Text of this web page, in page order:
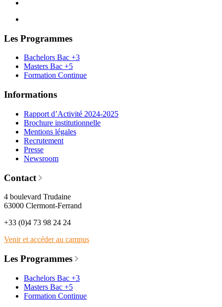
Les Programmes
Bachelors Bac +3
Masters Bac +5
Formation Continue
Informations
Rapport d’Activité 2024-2025
Brochure institutionnelle
Mentions légales
Recrutement
Presse
Newsroom
Contact
4 boulevard Trudaine
63000 Clermont-Ferrand
+33 (0)4 73 98 24 24
Venir et accéder au campus
Les Programmes
Bachelors Bac +3
Masters Bac +5
Formation Continue